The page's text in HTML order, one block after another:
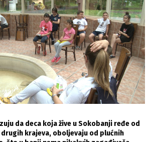
da deca koja žive u Sokobanji ređe od
krajeva, oboljevaju od plućnih